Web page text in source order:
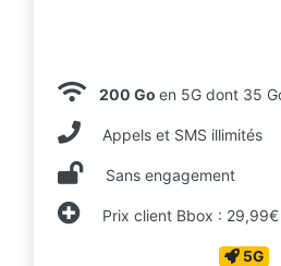
200 Go en 5G dont 35
Appels et SMS illimités
Sans engagement
Prix client Bbox : 29,99€
5G